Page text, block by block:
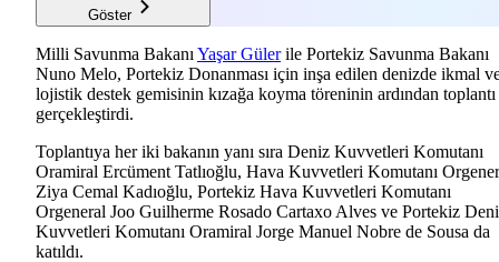
Göster
Milli Savunma Bakanı Yaşar Gülerile Portekiz Savunma Bakanı
Nuno Melo, Portekiz Donanması için inşa edilen denizde ikmal
lojistik destek gemisinin kızağa koyma töreninin ardından toplantı
gerçekleştirdi.
Toplantıya her iki bakanın yanı sıra Deniz Kuvvetleri Komutanı
Oramiral Ercüment Tatlıoğlu, Hava Kuvvetleri Komutanı
Ziya Cemal Kadıoğlu, Portekiz Hava Kuvvetleri Komutanı
Orgeneral Joo Guilherme Rosado Cartaxo Alves ve Portekiz
Kuvvetleri Komutanı Oramiral Jorge Manuel Nobre de Sousa da
katıldı.